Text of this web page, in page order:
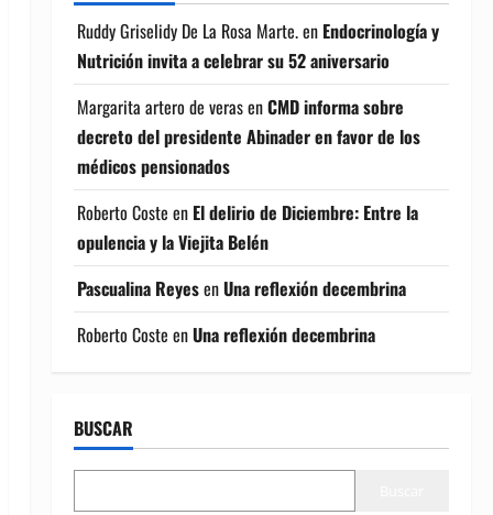
Ruddy Griselidy De La Rosa Marte.en Endocrinología y
Nutrición invita a celebrar su 52 aniversario
Margarita artero de verasenCMD informa sobre
decreto del presidente Abinader en favor de los
médicos pensionados
Roberto Coste en El delirio de Diciembre: Entre la
opulencia y la Viejita Belén
Pascualina ReyesenUna reflexión decembrina
Roberto Coste enUna reflexión decembrina
BUSCAR